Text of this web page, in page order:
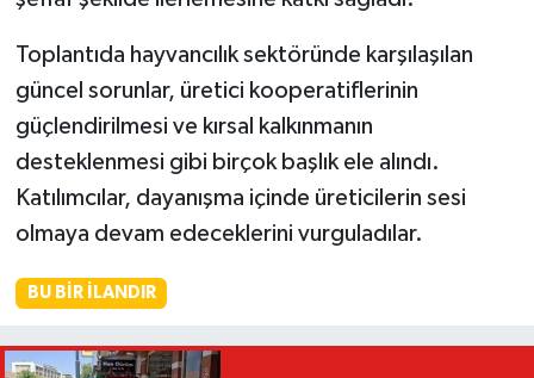
Toplantıda hayvancılık sektöründe karşılaşılan
güncel sorunlar, üretici kooperatiflerinin
güçlendirilmesi ve kırsal kalkınmanın
desteklenmesi gibi birçok başlık ele alındı.
Katılımcılar, dayanışma içinde üreticilerin sesi
olmaya devam edeceklerini vurguladılar.
BU BIR İLANDIR